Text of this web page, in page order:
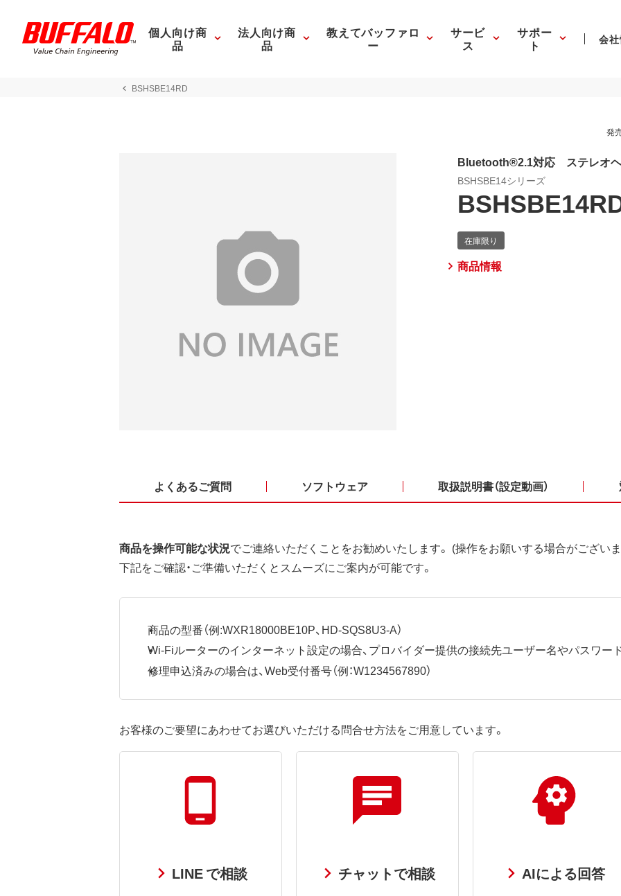
個人向け商
品
法人向け商
品
教えてバッファロ
ー
サービ
ス
サポー
ト 会
BSHSBE14RD
発
Bluetooth®2.1対応 ステレオ
BSHSBE14シリーズ
商品情報
よくあるご質問 ソフトウェア 取扱説明書（設定動画）
商品を操作可能な状況でご連絡いただくことをお勧めいたします。 (操作をお願いする場合がござい
下記をご確認・ご準備いただくとスムーズにご案内が可能です。
商品の型番（例:WXR18000BE10P、HD-SQS8U3-A）
Wi-Fiルーターのインターネット設定の場合、プロバイダー提供の接続先ユーザー名やパスワー
修理申込済みの場合は、Web受付番号（例：W1234567890）
お客様のご要望にあわせてお選びいただける問合せ方法をご用意しています。
LINE で相談 チャットで相談 AIによる回答